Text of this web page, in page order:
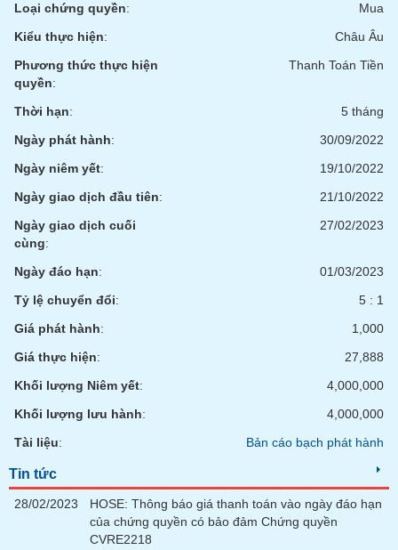
Loại chứng quyền:
Mua
Kiểu thực hiện:
Châu Âu
Phương thức thực hiện
quyền:
Thanh Toán Tiền
Thời hạn:
5 tháng
Ngày phát hành:
30/09/2022
Ngày niêm yết:
19/10/2022
Ngày giao dịch đầu tiên:
21/10/2022
Ngày giao dịch cuối
cùng:
27/02/2023
Ngày đáo hạn:
01/03/2023
Tỷ lệ chuyển đổi:
5 : 1
Giá phát hành:
1,000
Giá thực hiện:
27,888
Khối lượng Niêm yết:
4,000,000
Khối lượng lưu hành:
4,000,000
Tài liệu: Bản cáo bạch phát hành
Tin tức
28/02/2023
HOSE: Thông báo giá thanh toán vào ngày đáo hạn
của chứng quyền có bảo đảm Chứng quyền
CVRE2218
tài
chính
Dữ
liệu
chính